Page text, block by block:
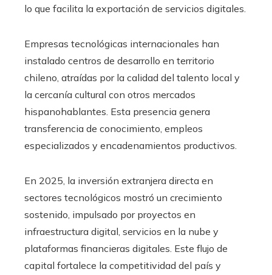
lo que facilita la exportación de servicios digitales.
Empresas tecnológicas internacionales han
instalado centros de desarrollo en territorio
chileno, atraídas por la calidad del talento local y
la cercanía cultural con otros mercados
hispanohablantes. Esta presencia genera
transferencia de conocimiento, empleos
especializados y encadenamientos productivos.
En 2025, la inversión extranjera directa en
sectores tecnológicos mostró un crecimiento
sostenido, impulsado por proyectos en
infraestructura digital, servicios en la nube y
plataformas financieras digitales. Este flujo de
capital fortalece la competitividad del país y